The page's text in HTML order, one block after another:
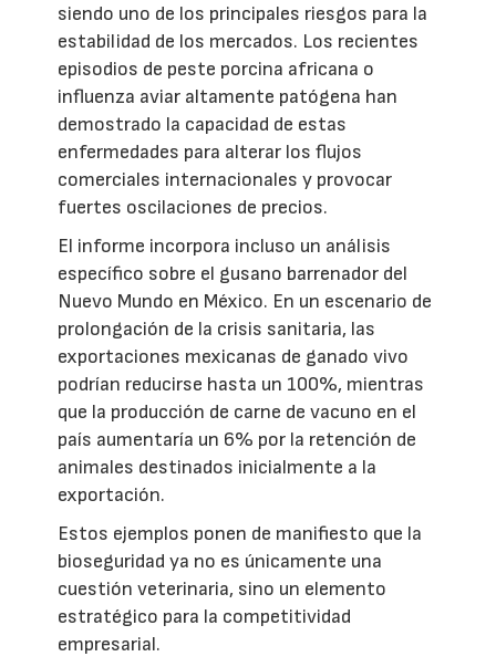
siendo uno de los principales riesgos para la
estabilidad de los mercados. Los recientes
episodios de peste porcina africana o
influenza aviar altamente patógena han
demostrado la capacidad de estas
enfermedades para alterar los flujos
comerciales internacionales y provocar
fuertes oscilaciones de precios.
El informe incorpora incluso un análisis
específico sobre el gusano barrenador del
Nuevo Mundo en México. En un escenario de
prolongación de la crisis sanitaria, las
exportaciones mexicanas de ganado vivo
podrían reducirse hasta un 100%, mientras
que la producción de carne de vacuno en el
país aumentaría un 6% por la retención de
animales destinados inicialmente a la
exportación.
Estos ejemplos ponen de manifiesto que la
bioseguridad ya no es únicamente una
cuestión veterinaria, sino un elemento
estratégico para la competitividad
empresarial.